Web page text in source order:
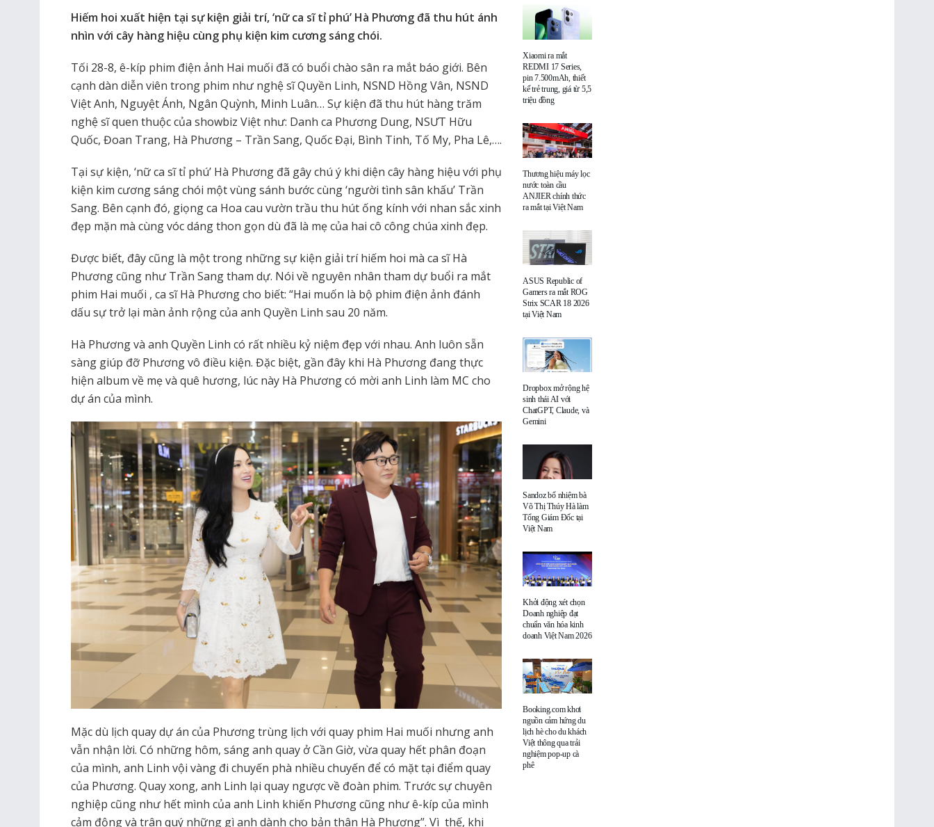
Hiếm hoi xuất hiện tại sự kiện giải trí, ‘nữ ca sĩ tỉ phú’ Hà Phương đã thu hút ánh
nhìn với cây hàng hiệu cùng phụ kiện kim cương sáng chói.
Tối 28-8, ê-kíp phim điện ảnh Hai muối đã có buổi chào sân ra mắt báo giới. Bên
cạnh dàn diễn viên trong phim như nghệ sĩ Quyền Linh, NSND Hồng Vân, NSND
Việt Anh, Nguyệt Ánh, Ngân Quỳnh, Minh Luân… Sự kiện đã thu hút hàng trăm
nghệ sĩ quen thuộc của showbiz Việt như: Danh ca Phương Dung, NSƯT Hữu
Quốc, Đoan Trang, Hà Phương – Trần Sang, Quốc Đại, Bình Tinh, Tố My, Pha Lê,….
Tại sự kiện, ‘nữ ca sĩ tỉ phú’ Hà Phương đã gây chú ý khi diện cây hàng hiệu với phụ
kiện kim cương sáng chói một vùng sánh bước cùng ‘người tình sân khấu’ Trần
Sang. Bên cạnh đó, giọng ca Hoa cau vườn trầu thu hút ống kính với nhan sắc xinh
đẹp mặn mà cùng vóc dáng thon gọn dù đã là mẹ của hai cô công chúa xinh đẹp.
Được biết, đây cũng là một trong những sự kiện giải trí hiếm hoi mà ca sĩ Hà
Phương cũng như Trần Sang tham dự. Nói về nguyên nhân tham dự buổi ra mắt
phim Hai muối , ca sĩ Hà Phương cho biết: “Hai muốn là bộ phim điện ảnh đánh
dấu sự trở lại màn ảnh rộng của anh Quyền Linh sau 20 năm.
Hà Phương và anh Quyền Linh có rất nhiều kỷ niệm đẹp với nhau. Anh luôn sẵn
sàng giúp đỡ Phương vô điều kiện. Đặc biệt, gần đây khi Hà Phương đang thực
hiện album về mẹ và quê hương, lúc này Hà Phương có mời anh Linh làm MC cho
dự án của mình.
Mặc dù lịch quay dự án của Phương trùng lịch với quay phim Hai muối nhưng anh
vẫn nhận lời. Có những hôm, sáng anh quay ở Cần Giờ, vừa quay hết phân đoạn
của mình, anh Linh vội vàng đi chuyến phà nhiều chuyến để có mặt tại điểm quay
của Phương. Quay xong, anh Linh lại quay ngược về đoàn phim. Trước sự chuyên
nghiệp cũng như hết mình của anh Linh khiến Phương cũng như ê-kíp của mình
cảm động và trân quý những gì anh dành cho bản thân Hà Phương”. Vì thế, khi
Xiaomi ra mắt
REDMI 17 Series,
pin 7.500mAh, thiết
kế trẻ trung, giá từ 5,5
triệu đồng
Thương hiệu máy lọc
nước toàn cầu
ANJIER chính thức
ra mắt tại Việt Nam
ASUS Republic of
Gamers ra mắt ROG
Strix SCAR 18 2026
tại Việt Nam
Dropbox mở rộng hệ
sinh thái AI với
ChatGPT, Claude, và
Gemini
Sandoz bổ nhiệm bà
Võ Thị Thúy Hà làm
Tổng Giám Đốc tại
Việt Nam
Khởi động xét chọn
Doanh nghiệp đạt
chuẩn văn hóa kinh
doanh Việt Nam 2026
Booking.com khơi
nguồn cảm hứng du
lịch hè cho du khách
Việt thông qua trải
nghiệm pop-up cà
phê